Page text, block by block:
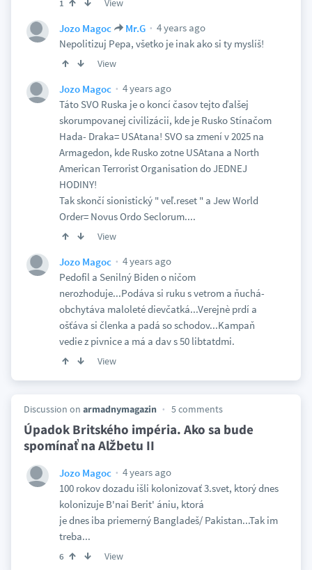
1 View
Jozo Magoc Mr.G
4 years ago
Nepolitizuj Pepa, všetko je inak ako si ty myslíš!
View
Jozo Magoc
4 years ago
Táto SVO Ruska je o koncí časov tejto ďalšej
skorumpovanej civilizácii, kde je Rusko Stínačom
Hada- Draka= USAtana! SVO sa zmení v 2025 na
Armagedon, kde Rusko zotne USAtana a North
American Terrorist Organisation do JEDNEJ
HODINY!
Tak skončí sionistický " veľ.reset " a Jew World
Order= Novus Ordo Seclorum....
View
Jozo Magoc
4 years ago
Pedofil a Senilný Biden o ničom
nerozhoduje...Podáva si ruku s vetrom a ňuchá-
obchytáva maloleté dievčatká...Verejnè prdí a
ošťáva si členka a padá so schodov...Kampaň
vedie z pivnice a má a dav s 50 libtatdmi.
View
Discussion on armadnymagazin 5 comments
Úpadok Britského impéria. Ako sa bude
spomínať na Alžbetu II
Jozo Magoc
4 years ago
100 rokov dozadu išli kolonizovať 3.svet, ktorý dnes
kolonizuje B'nai Berit' ániu, ktorá
je dnes iba priemerný Bangladeš/ Pakistan...Tak im
treba...
6 View